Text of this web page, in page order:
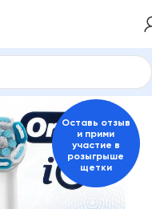
и ирригатора ORAL-B
Оставь отзыв
и прими
участие в
розыгрыше
щетки